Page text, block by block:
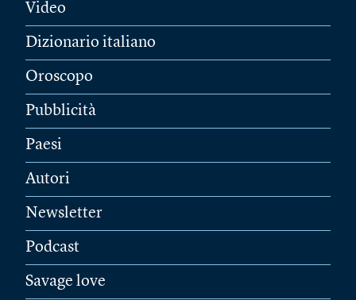
Video
Dizionario italiano
Oroscopo
Pubblicità
Paesi
Autori
Newsletter
Podcast
Savage love